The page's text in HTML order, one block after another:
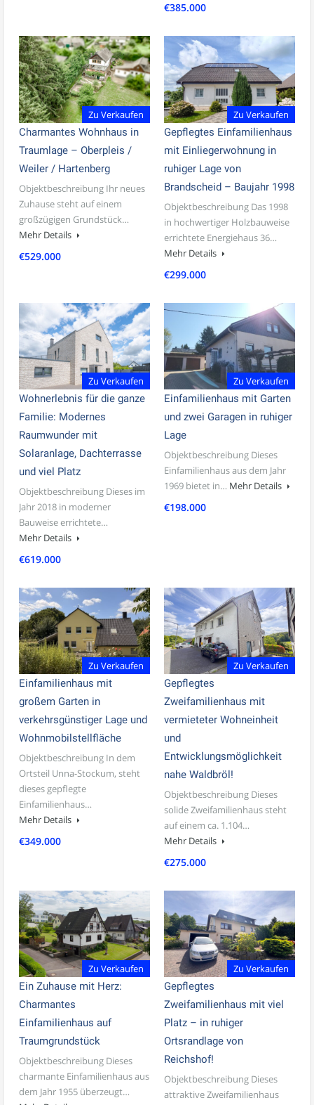
€385.000
Zu Verkaufen
Charmantes Wohnhaus in
Traumlage – Oberpleis /
Weiler / Hartenberg
Objektbeschreibung Ihr neues
Zuhause steht auf einem
großzügigen Grundstück…
Mehr Details
€529.000
Zu Verkaufen
Gepflegtes Einfamilienhaus
mit Einliegerwohnung in
ruhiger Lage von
Brandscheid – Baujahr 1998
Objektbeschreibung Das 1998
in hochwertiger Holzbauweise
errichtete Energiehaus 36…
Mehr Details
€299.000
Zu Verkaufen
Wohnerlebnis für die ganze
Familie: Modernes
Raumwunder mit
Solaranlage, Dachterrasse
und viel Platz
Objektbeschreibung Dieses im
Jahr 2018 in moderner
Bauweise errichtete…
Mehr Details
€619.000
Zu Verkaufen
Einfamilienhaus mit Garten
und zwei Garagen in ruhiger
Lage
Objektbeschreibung Dieses
Einfamilienhaus aus dem Jahr
1969 bietet in… Mehr Details
€198.000
Zu Verkaufen
Einfamilienhaus mit
großem Garten in
verkehrsgünstiger Lage und
Wohnmobilstellfläche
Objektbeschreibung In dem
Ortsteil Unna-Stockum, steht
dieses gepflegte
Einfamilienhaus…
Mehr Details
€349.000
Zu Verkaufen
Gepflegtes
Zweifamilienhaus mit
vermieteter Wohneinheit
und
Entwicklungsmöglichkeit
nahe Waldbröl!
Objektbeschreibung Dieses
solide Zweifamilienhaus steht
auf einem ca. 1.104…
Mehr Details
€275.000
Zu Verkaufen
Ein Zuhause mit Herz:
Charmantes
Einfamilienhaus auf
Traumgrundstück
Objektbeschreibung Dieses
charmante Einfamilienhaus aus
dem Jahr 1955 überzeugt…
Zu Verkaufen
Gepflegtes
Zweifamilienhaus mit viel
Platz – in ruhiger
Ortsrandlage von
Reichshof!
Objektbeschreibung Dieses
attraktive Zweifamilienhaus